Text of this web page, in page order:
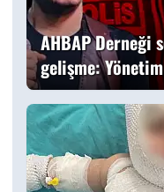
AHBAP Derneği
gelişme: